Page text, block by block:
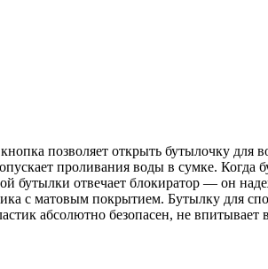
позволяет открыть бутылочку для
проливания воды в сумке. Когда
бутылки отвечает блокиратор — он
с матовым покрытием. Бутылку для
абсолютно безопасен, не впитывает